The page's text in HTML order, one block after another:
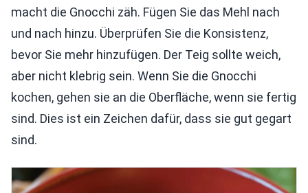
macht die Gnocchi zäh. Fügen Sie das Mehl nach
und nach hinzu. Überprüfen Sie die Konsistenz,
bevor Sie mehr hinzufügen. Der Teig sollte weich,
aber nicht klebrig sein. Wenn Sie die Gnocchi
kochen, gehen sie an die Oberfläche, wenn sie fertig
sind. Dies ist ein Zeichen dafür, dass sie gut gegart
sind.